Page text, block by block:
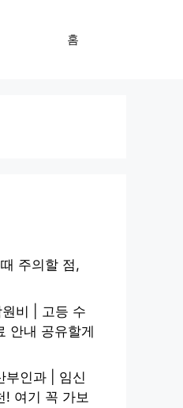
홈
주의할 점,
비 | 고등 수
안내 공유할게
부인과 | 임신
! 여기 꼭 가보